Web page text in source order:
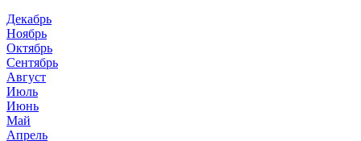
Декабрь
Ноябрь
Октябрь
Сентябрь
Август
Июль
Июнь
Май
Апрель